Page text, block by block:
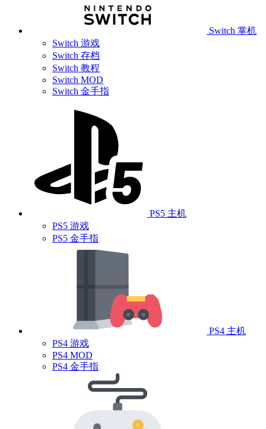
Switch 掌机
Switch 游戏
Switch 存档
Switch 教程
Switch MOD
Switch 金手指
PS5 主机
PS5 游戏
PS5 金手指
PS4 主机
PS4 游戏
PS4 MOD
PS4 金手指